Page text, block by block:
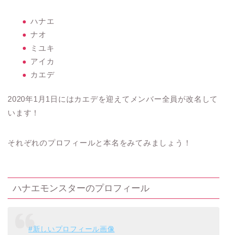
ハナエ
ナオ
ミユキ
アイカ
カエデ
2020年1月1日にはカエデを迎えてメンバー全員が改名して
います！
それぞれのプロフィールと本名をみてみましょう！
ハナエモンスターのプロフィール
#新しいプロフィール画像